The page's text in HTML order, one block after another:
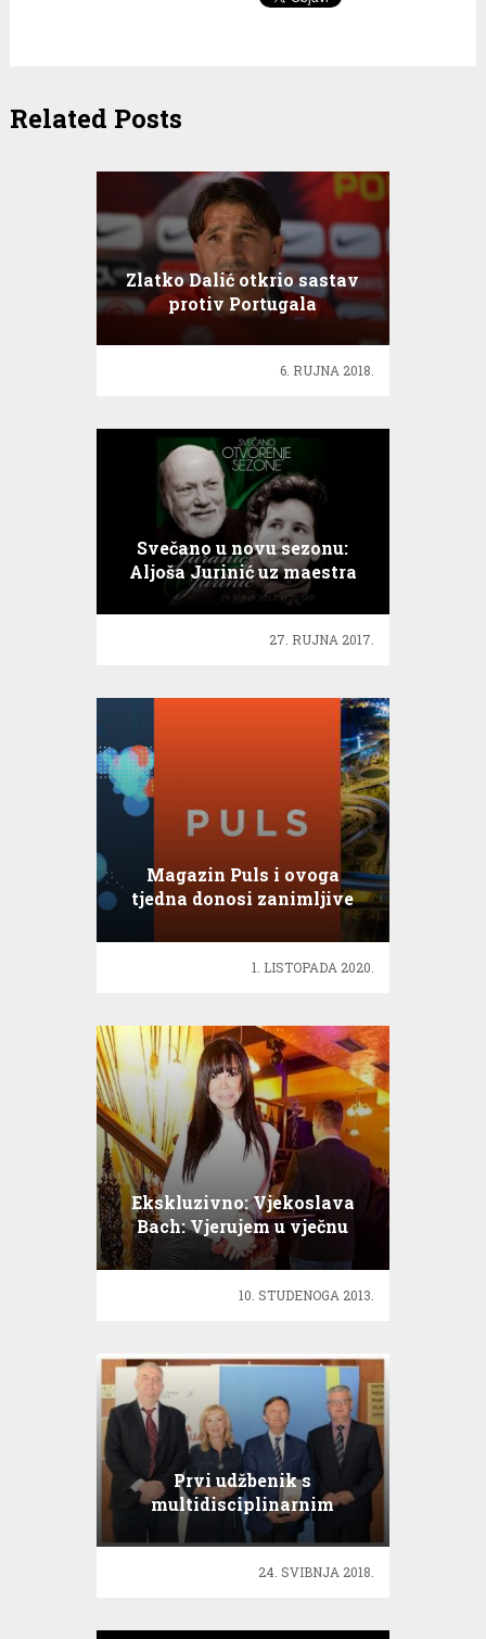
Related Posts
Zlatko Dalić otkrio sastav
protiv Portugala
6. RUJNA 2018.
Svečano u novu sezonu:
Aljoša Jurinić uz maestra
Zorana Juranića
27. RUJNA 2017.
Magazin Puls i ovoga
tjedna donosi zanimljive
1. LISTOPADA 2020.
Ekskluzivno: Vjekoslava
Bach: Vjerujem u vječnu
ljubav!
10. STUDENOGA 2013.
Prvi udžbenik s
multidisciplinarnim
pristupom kardiologa
sportu
24. SVIBNJA 2018.